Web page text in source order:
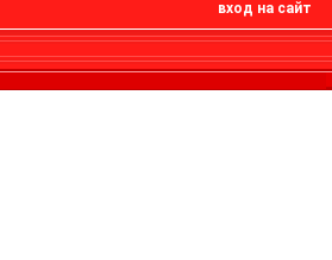
вход на сайт